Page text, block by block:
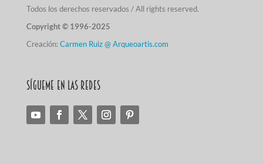
Todos los derechos reservados / All rights reserved.
Copyright © 1996-2025
Creación:Carmen Ruiz @ Arqueoartis.com
Sígueme en las redes